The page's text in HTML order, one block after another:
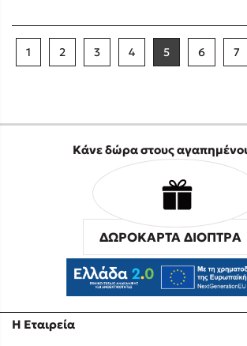
1 2 3 4 5 6 7
Η Εταιρεία
Κάνε δώρα στους
ΔΩΡΟΚΑΡΤΑ ΔΙΟΠΤΡΑ